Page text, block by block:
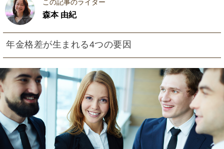
この記事のライター
森本 由紀
年金格差が生まれる4つの要因